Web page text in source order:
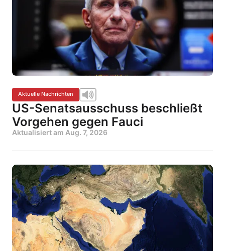
Aktuelle Nachrichten
US-Senatsausschuss beschließt
Vorgehen gegen Fauci
Aktualisiert am Aug. 7, 2026